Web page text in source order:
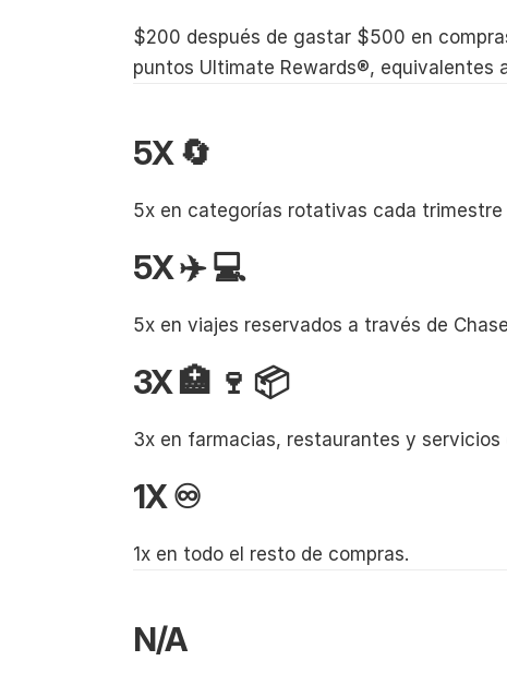
$200 después de gastar $500 en
puntos Ultimate Rewards®, equivalentes
5X 🔄
5x en categorías rotativas cada
5X ✈️ 💻
5x en viajes reservados a través de
3X 🏥 🍷 📦
3x en farmacias, restaurantes y servicios
1X ♾️
1x en todo el resto de compras.
N/A